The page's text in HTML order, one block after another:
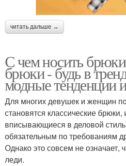
читать дальше →
С чем носить
брюки - будь в
модные тенденции
Для многих девушек и женщин
становятся классические брюки,
вписывающиеся в деловой
обязательным по требованиям
Однако это совсем не означает,
леди.